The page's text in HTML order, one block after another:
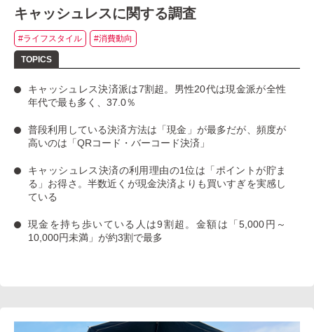
キャッシュレスに関する調査
#ライフスタイル #消費動向
キャッシュレス決済派は7割超 。男性20代は現金派が全性
年代で最も多く、37.0％
普段利用している決済方法は「現金」 が最多だが、 頻度が
高いのは「QRコード・バーコード決済」
キャッシュレス決済の利用理由の1位は「ポイントが貯ま
る」お得さ。 半数近くが現金決済よりも買いすぎを実感し
ている
現金を持ち歩いている人は9割超 。金額は「5,000円～
10,000円未満」が約3割で最多